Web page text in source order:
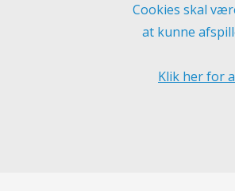
Cookies skal
at kunne
Klik her for